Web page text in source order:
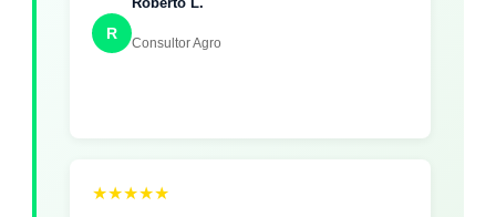
R
Consultor Agro
★★★★★